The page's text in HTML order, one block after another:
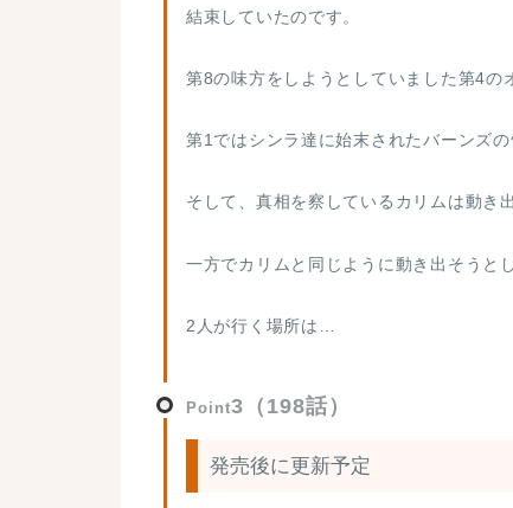
結束していたのです。
第8の味方をしようとしていました第4の
第1ではシンラ達に始末されたバーンズの
そして、真相を察しているカリムは動き
一方でカリムと同じように動き出そうと
2人が行く場所は…
Point3（198話）
発売後に更新予定